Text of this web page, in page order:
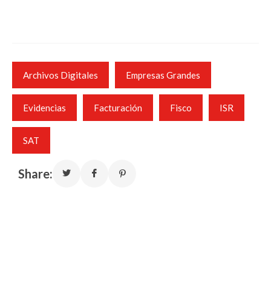
Archivos Digitales Empresas Grandes
Evidencias Facturación Fisco ISR
SAT
Share: